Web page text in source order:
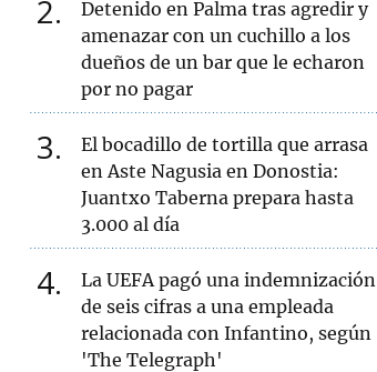
2
Detenido en Palma tras agredir y
amenazar con un cuchillo a los
dueños de un bar que le echaron
por no pagar
3
El bocadillo de tortilla que arrasa
en Aste Nagusia en Donostia:
Juantxo Taberna prepara hasta
3.000 al día
4
La UEFA pagó una indemnización
de seis cifras a una empleada
relacionada con Infantino, según
'The Telegraph'